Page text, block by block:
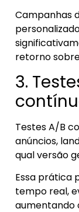
Campanhas
retorno
3.
Testes A/B
anúncios,
qual versão
Essa prática
tempo real,
aumentando